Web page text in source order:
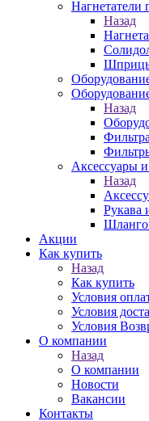
Нагнетатели
Назад
Шприцы
Назад
Аксессуары
Назад
Рукава
Акции
Как купить
Назад
Как купить
Условия
Условия
Условия
О компании
Назад
О компании
Новости
Вакансии
Контакты